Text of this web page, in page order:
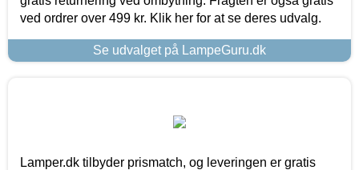
ved ordrer over 499 kr. Klik her for at se deres udvalg.
Se udvalget på LampeGuru.dk
Lamper.dk tilbyder prismatch, og leveringen er gratis